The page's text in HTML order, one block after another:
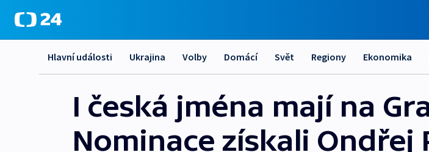
Hlavní události Ukrajina Volby Domácí Svět Regiony Ekonomika
I česká jména mají na
Nominace získali Ondřej